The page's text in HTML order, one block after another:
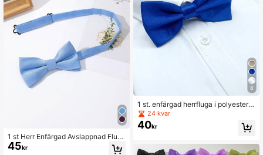
1 st Herr Enfärgad Avslappnad Flug
a För Daglig Dekoration Alla Hjärtan
s Dag Alla Hjärtans Dag Herrslips
45kr
8
1 st. enfärgad herrfluga i polyester
med dubbla lager, perfekt för bröllo
p, marskalkar, värdar och servitörer,
avslappnad herrslips
24 kvar
40kr